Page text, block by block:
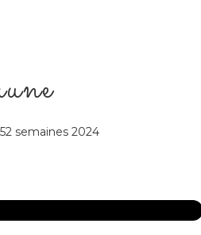
semaines 2024